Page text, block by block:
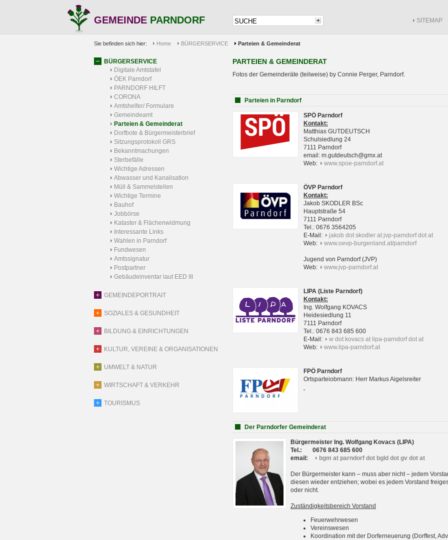
GEMEINDE PARNDORF SITEMAP
Sie befinden sich hier: Home BÜRGERSERVICE Parteien & Gemeinderat
BÜRGERSERVICE
Digitale Amtstafel
ÖEK Parndorf
PARNDORF HILFT
CORONA
Amtshelfer/ Formulare
Gemeindeamt
Parteien & Gemeinderat
Dorfbote & Bürgermeisterbrief
Sitzungsprotokoll GRS
Bekanntmachungen
Sterbefälle
Wichtige Adressen
Abwasser und Kanalisation
Müll & Sammelstellen
Wichtige Termine
Bauhof
Jobbörse
Kataster & Flächenwidmung
Interessante Links
Wahlen in Parndorf
Fundwesen
Amtssignatur
Postpartner
Gebäudeinventar laut EED III
GEMEINDEPORTRAIT
SOZIALES & GESUNDHEIT
BILDUNG & EINRICHTUNGEN
KULTUR, VEREINE & ORGANISATIONEN
UMWELT & NATUR
WIRTSCHAFT & VERKEHR
TOURISMUS
PARTEIEN & GEMEINDERAT
Fotos der Gemeinderäte (teilweise) by Connie Perger, Parndorf.
Parteien in Parndorf
SPÖ Parndorf
Kontakt:
Matthias GUTDEUTSCH
Schulsiedlung 24
7111 Parndorf
email: m.gutdeutsch@gmx.at
Web:
www.spoe-parndorf.at
ÖVP Parndorf
Kontakt:
Jakob SKODLER BSc
Hauptstraße 54
7111 Parndorf
Tel.: 0676 3564205
E-Mail:
jakob dot skodler at jvp-parndorf dot at
Web:
www.oevp-burgenland.at/parndorf
Jugend von Parndorf (JVP)
Web:
www.jvp-parndorf.at
LIPA (Liste Parndorf)
Kontakt:
Ing. Wolfgang KOVACS
Heidesiedlung 11
7111 Parndorf
Tel.: 0676 843 685 600
E-Mail:
w dot kovacs at lipa-parndorf dot at
Web:
www.lipa-parndorf.at
FPÖ Parndorf
Ortsparteiobmann: Herr Markus Aigelsreiter
Der Parndorfer Gemeinderat
Bürgermeister Ing. Wolfgang Kovacs (LIPA)
Tel.: 0676 843 685 600
email:
bgm at parndorf dot bgld dot gv dot at
Der Bürgermeister kann – muss aber nicht – jedem
diesen wieder entziehen; wobei es jedem Vorstand
oder nicht.
Zuständigkeitsbereich Vorstand
Feuerwehrwesen
Vereinswesen
Koordination mit der Dorferneuerung (Dorffest,